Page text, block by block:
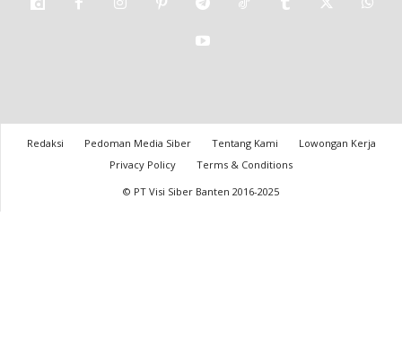
Redaksi Pedoman Media Siber Tentang Kami
Lowongan Kerja
Privacy Policy
Terms & Conditions
© PT Visi Siber Banten 2016-2025